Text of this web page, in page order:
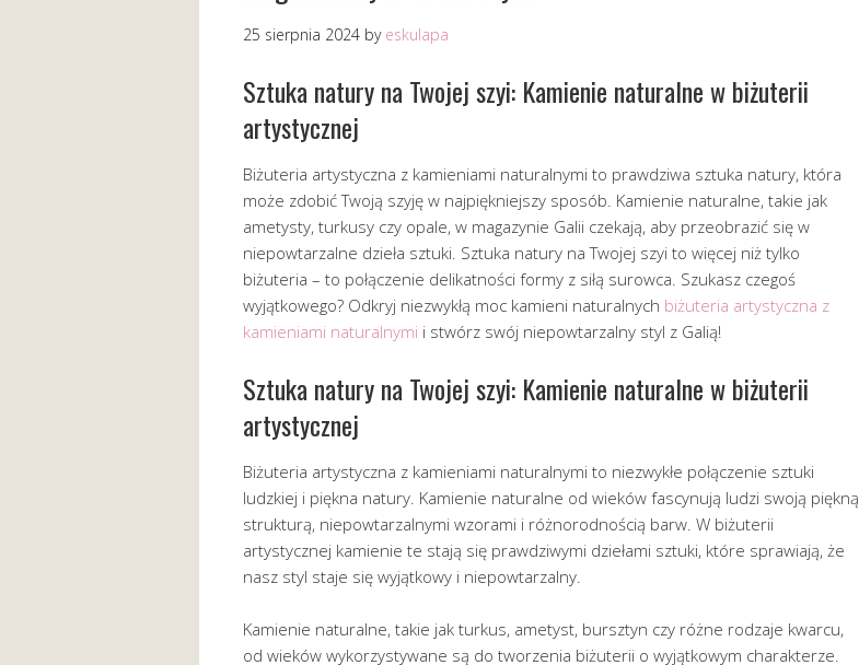
25 sierpnia 2024 by eskulapa
Sztuka natury na Twojej szyi: Kamienie naturalne w biżuterii
artystycznej
Biżuteria artystyczna z kamieniami naturalnymi to prawdziwa sztuka natury, która
może zdobić Twoją szyję w najpiękniejszy sposób. Kamienie naturalne, takie jak
ametysty, turkusy czy opale, w magazynie Galii czekają, aby przeobrazić się w
niepowtarzalne dzieła sztuki. Sztuka natury na Twojej szyi to więcej niż tylko
biżuteria – to połączenie delikatności formy z siłą surowca. Szukasz czegoś
wyjątkowego? Odkryj niezwykłą moc kamieni naturalnych biżuteria artystyczna z
kamieniami naturalnymi i stwórz swój niepowtarzalny styl z Galią!
Sztuka natury na Twojej szyi: Kamienie naturalne w biżuterii
artystycznej
Biżuteria artystyczna z kamieniami naturalnymi to niezwykłe połączenie sztuki
ludzkiej i piękna natury. Kamienie naturalne od wieków fascynują ludzi swoją piękną
strukturą, niepowtarzalnymi wzorami i różnorodnością barw. W biżuterii
artystycznej kamienie te stają się prawdziwymi dziełami sztuki, które sprawiają, że
nasz styl staje się wyjątkowy i niepowtarzalny.
Kamienie naturalne, takie jak turkus, ametyst, bursztyn czy różne rodzaje kwarcu,
od wieków wykorzystywane są do tworzenia biżuterii o wyjątkowym charakterze.